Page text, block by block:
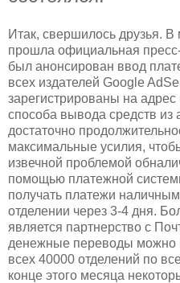
Итак, свершилось друзья.
прошла официальная
был анонсирован ввод
всех издателей Google
зарегистрированы на
способа вывода средств из
достаточно
максимальные усилия,
извечной проблемой
помощью платежной
получать платежи
отделении через 3-4 дня.
является партнерство с
денежные переводы можно
всех 40000 отделений по
конце этого месяца